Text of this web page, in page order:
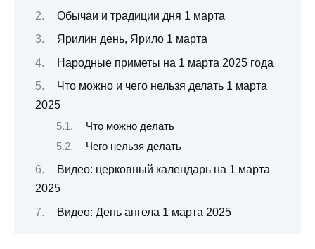
Обычаи и традиции дня 1 марта
Ярилин день, Ярило 1 марта
Народные приметы на 1 марта 2025 года
Что можно и чего нельзя делать 1 марта
2025
Что можно делать
Чего нельзя делать
Видео: церковный календарь на 1 марта
2025
Видео: День ангела 1 марта 2025